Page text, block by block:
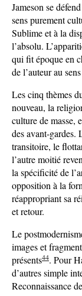
Jameson se
sens purement
Sublime et à la
l’absolu.
qui fit époque en
de l’auteur au
Les cinq thèmes
nouveau, la
culture de masse,
des avant-gardes.
transitoire, le
l’autre moitié
la spécificité de
opposition à la
réappropriant sa
et retour.
Le
images et
présents44. Pour
d’autres simple
Reconnaissance